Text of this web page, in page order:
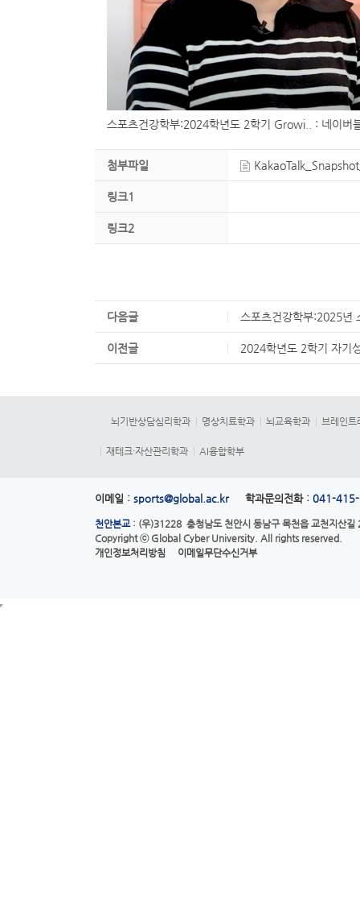
스포츠건강학부:2024학년도 2학기 Growi.. : 네이버
첨부파일
링크1
링크2
다음글 스포츠건강학부:2025년
이전글 2024학년도 2학기 자기
뇌기반상담심리학과 명상치료학과 뇌교육학과 브레인트
재테크·자산관리학과 AI융합학부
이메일 : sports@global.ac.kr 학과문의전화 : 041-
천안본교: (우)31228 충청남도 천안시 동남구 목천읍 교천지산
Copyright ⓒ Global Cyber University. All rights reserved.
개인정보처리방침
이메일무단수신거부